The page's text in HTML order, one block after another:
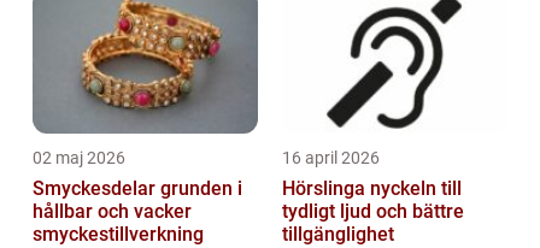
02 maj 2026
Smyckesdelar grunden i
hållbar och vacker
smyckestillverkning
16 april 2026
Hörslinga nyckeln till
tydligt ljud och bättre
tillgänglighet